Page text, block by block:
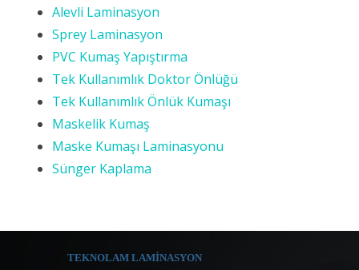
Alevli Laminasyon
Sprey Laminasyon
PVC Kumaş Yapıştırma
Tek Kullanımlık Doktor Önlüğü
Tek Kullanımlık Önlük Kumaşı
Maskelik Kumaş
Maske Kumaşı Laminasyonu
Sünger Kaplama
TEKNOLAM LAMİNASYON